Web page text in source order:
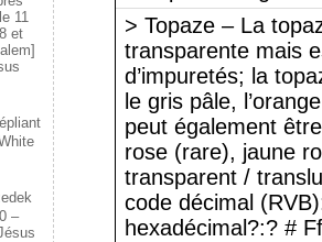
11
et
–
> Topaze – La
transparente mais
d’impuretés; la
le gris pâle,
peut également
rose (rare), jaune
transparent /
code décimal
hexadécimal?:? #